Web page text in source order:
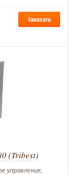
Заказать
(Tribest)
управление,